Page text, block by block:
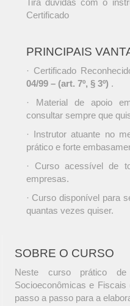
Tira dúvidas com o
Certificado
PRINCIPAIS
· Certificado
04/99 – (art. 7º, § 3º) .
· Material de apoio
consultar sempre que
· Instrutor atuante no
prático e forte
· Curso acessível de
empresas.
· Curso disponível para
quantas vezes quiser.
SOBRE O CURSO
Neste curso prático de
Socioeconômicas e
passo a passo para a